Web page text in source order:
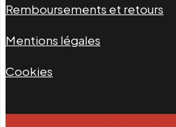
Remboursements et retours
Mentions légales
Cookies